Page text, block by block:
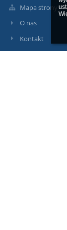
Mapa strony
O nas
Kontakt
Aktualności